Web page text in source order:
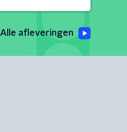
Alle afleveringen